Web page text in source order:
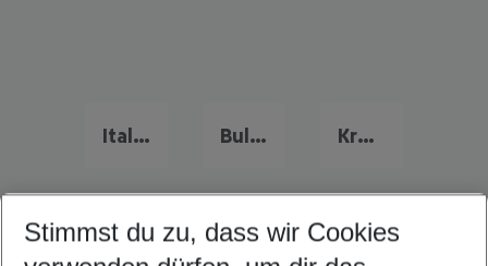
Italien Urlaub Bulgarien Urlaub Kreta Urlaub
Quicklinks
Stimmst du zu, dass wir Cookies